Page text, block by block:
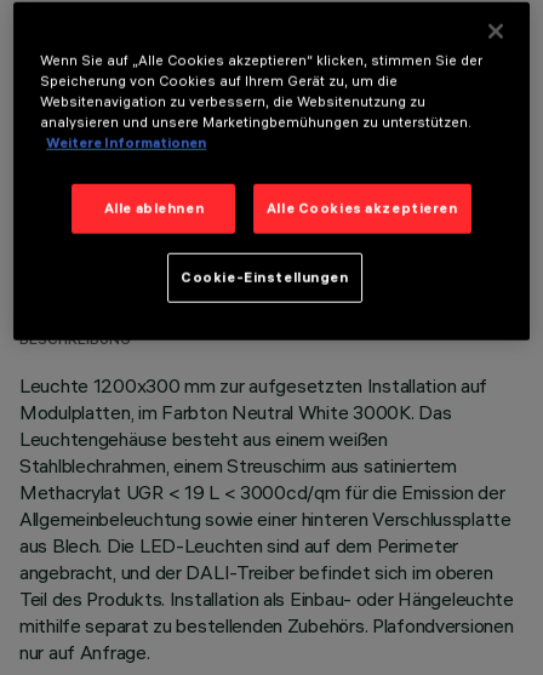
OPTIONALE KOMPONENTEN
TECHNISCHE DATEN
LETZTES UPDATE: 06.08.2026
BESCHREIBUNG
Leuchte 1200x300 mm zur aufgesetzten Installation auf
Modulplatten, im Farbton Neutral White 3000K. Das
Leuchtengehäuse besteht aus einem weißen
Stahlblechrahmen, einem Streuschirm aus satiniertem
Methacrylat UGR < 19 L < 3000cd/qm für die Emission der
Allgemeinbeleuchtung sowie einer hinteren Verschlussplatte
aus Blech. Die LED-Leuchten sind auf dem Perimeter
angebracht, und der DALI-Treiber befindet sich im oberen
Teil des Produkts. Installation als Einbau- oder Hängeleuchte
mithilfe separat zu bestellenden Zubehörs. Plafondversionen
nur auf Anfrage.
Wenn Sie auf „Alle Cookies akzeptieren“ klicken, stimmen Sie der
Speicherung von Cookies auf Ihrem Gerät zu, um die
Websitenavigation zu verbessern, die Websitenutzung zu
analysieren und unsere Marketingbemühungen zu unterstützen.
Weitere Informationen
Alle ablehnen Alle Cookies akzeptieren
Cookie-Einstellungen